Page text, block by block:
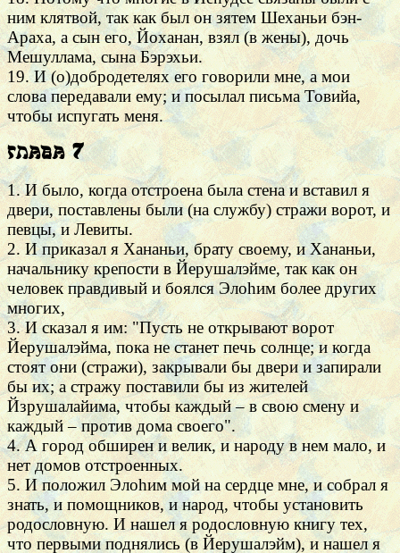
ним клятвой, так как был он зятем Шеханьи бэн-
Араха, а сын его, Йоханан, взял (в жены), дочь
Мешуллама, сына Бэрэхьи.
19. И (о)добродетелях его говорили мне, а мои
слова передавали ему; и посылал письма Товийа,
чтобы испугать меня.
Глава 7
1. И было, когда отстроена была стена и вставил я
двери, поставлены были (на службу) стражи ворот, и
певцы, и Левиты.
2. И приказал я Хананьи, брату своему, и Хананьи,
начальнику крепости в Йерушалэйме, так как он
человек правдивый и боялся Элоhим более других
многих,
3. И сказал я им: "Пусть не открывают ворот
Йерушалэйма, пока не станет печь солнце; и когда
стоят они (стражи), закрывали бы двери и запирали
бы их; а стражу поставили бы из жителей
Йзрушалайима, чтобы каждый – в свою смену и
каждый – против дома своего".
4. А город обширен и велик, и народу в нем мало, и
нет домов отстроенных.
5. И положил Элоhим мой на сердце мне, и собрал я
знать, и помощников, и народ, чтобы установить
родословную. И нашел я родословную книгу тех,
что первыми поднялись (в Йерушалэйм), и нашел я